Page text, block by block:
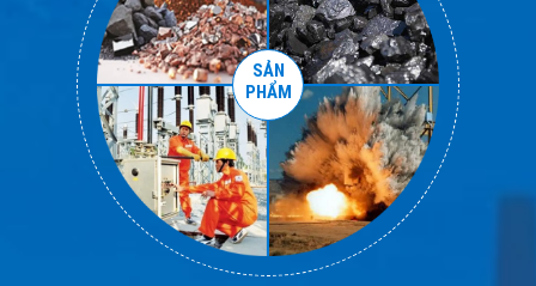
SẢN
PHẨM